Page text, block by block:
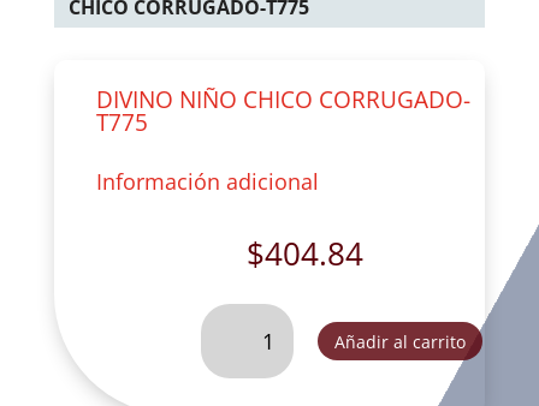
CHICO CORRUGADO-T775
DIVINO NIÑO CHICO CORRUGADO-
T775
Información adicional
$404.84
DIVINO
CHICO
Añadir al carrito